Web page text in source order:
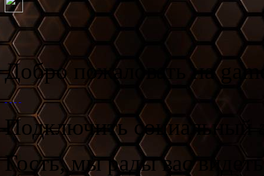
Добро пожаловать на
Подключить социальный
Гость, мы рады вас